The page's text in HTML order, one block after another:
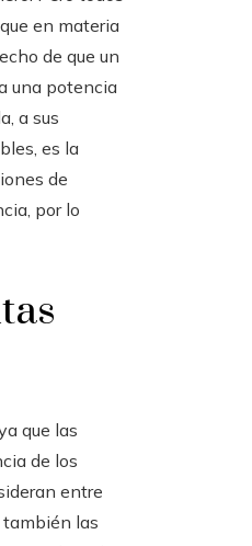
en materia
de que un
una potencia
a sus
es la
de
por lo
que las
de los
entre
las